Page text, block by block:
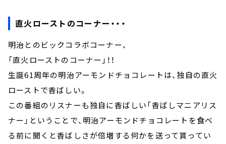
直火ローストのコーナー・・・
明治とのビックコラボコーナー、
「直火ローストのコーナー」！！
生誕61周年の明治アーモンドチョコレートは、独自の直火
ローストで香ばしい。
この番組のリスナーも独自に香ばしい「香ばしマニアリス
ナー」ということで、明治アーモンドチョコレートを食べ
る前に聞くと香ばしさが倍増する何かを送って貰ってい